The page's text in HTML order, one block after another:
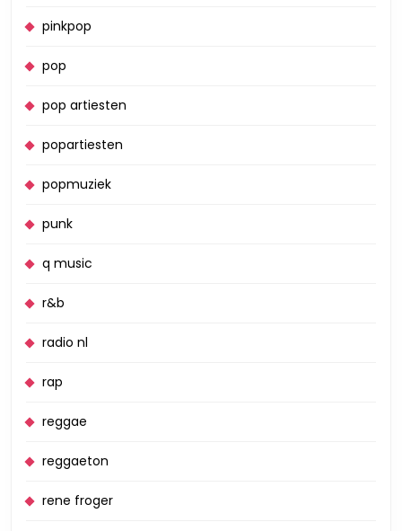
pinkpop
pop
pop artiesten
popartiesten
popmuziek
punk
q music
r&b
radio nl
rap
reggae
reggaeton
rene froger